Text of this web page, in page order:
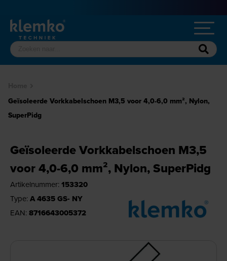
Geïsoleerde Vorkkabelschoen M3,5 voor 4,0-6,0 mm², Nylon,
SuperPidg
Geïsoleerde Vorkkabelschoen M3,5
voor 4,0-6,0 mm², Nylon, SuperPidg
Artikelnummer: 153320
Type: A 4635 GS- NY
EAN: 8716643005372